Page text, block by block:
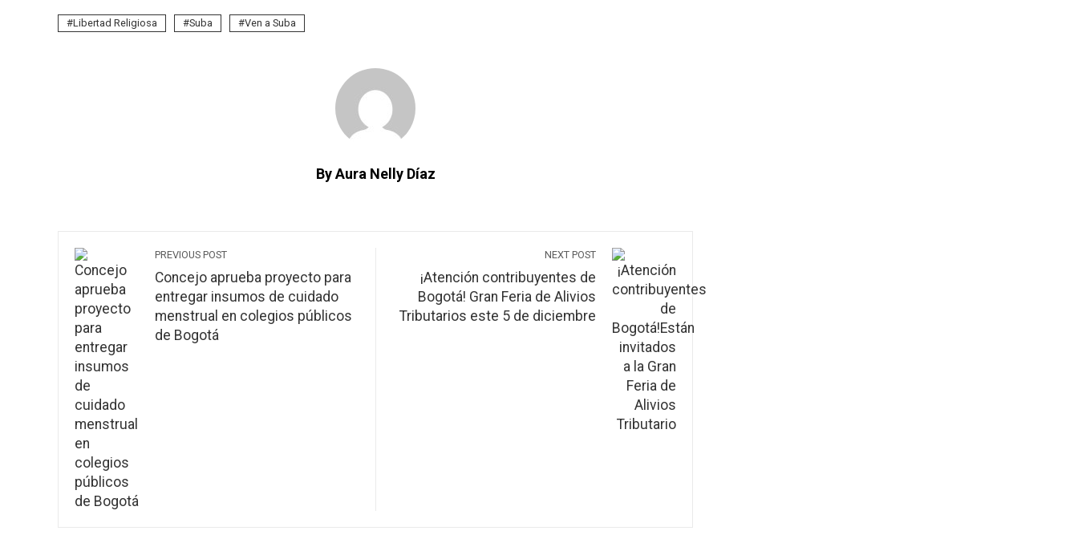
Libertad Religiosa Suba Ven a Suba
By Aura Nelly Díaz
PREVIOUS POST
Concejo aprueba proyecto para
entregar insumos de cuidado
menstrual en colegios públicos
de Bogotá
NEXT POST
¡Atención contribuyentes de
Bogotá! Gran Feria de Alivios
Tributarios este 5 de diciembre